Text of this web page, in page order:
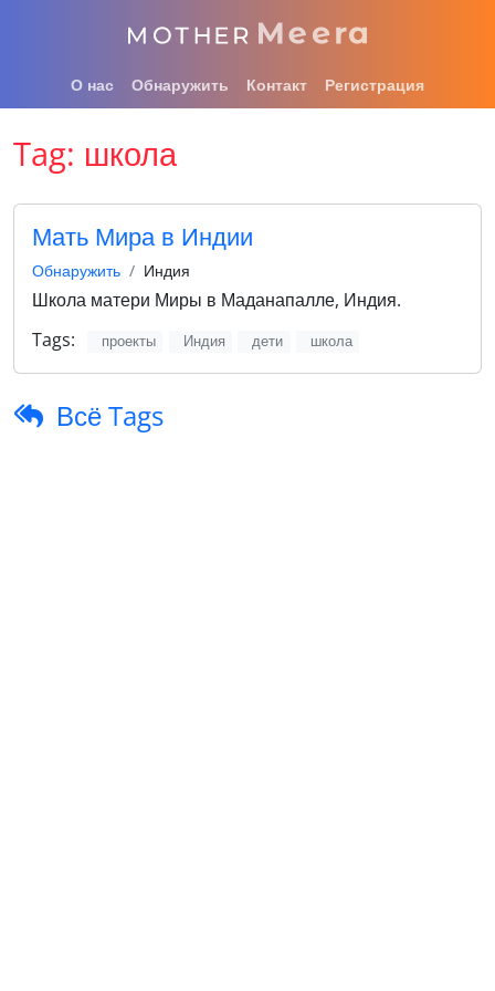
О нас Обнаружить Контакт Регистрация
Tag: школа
Мать Мира в Индии
Обнаружить Индия
Школа матери Миры в Маданапалле, Индия.
Tags:
проекты Индия дети школа
Всё Tags